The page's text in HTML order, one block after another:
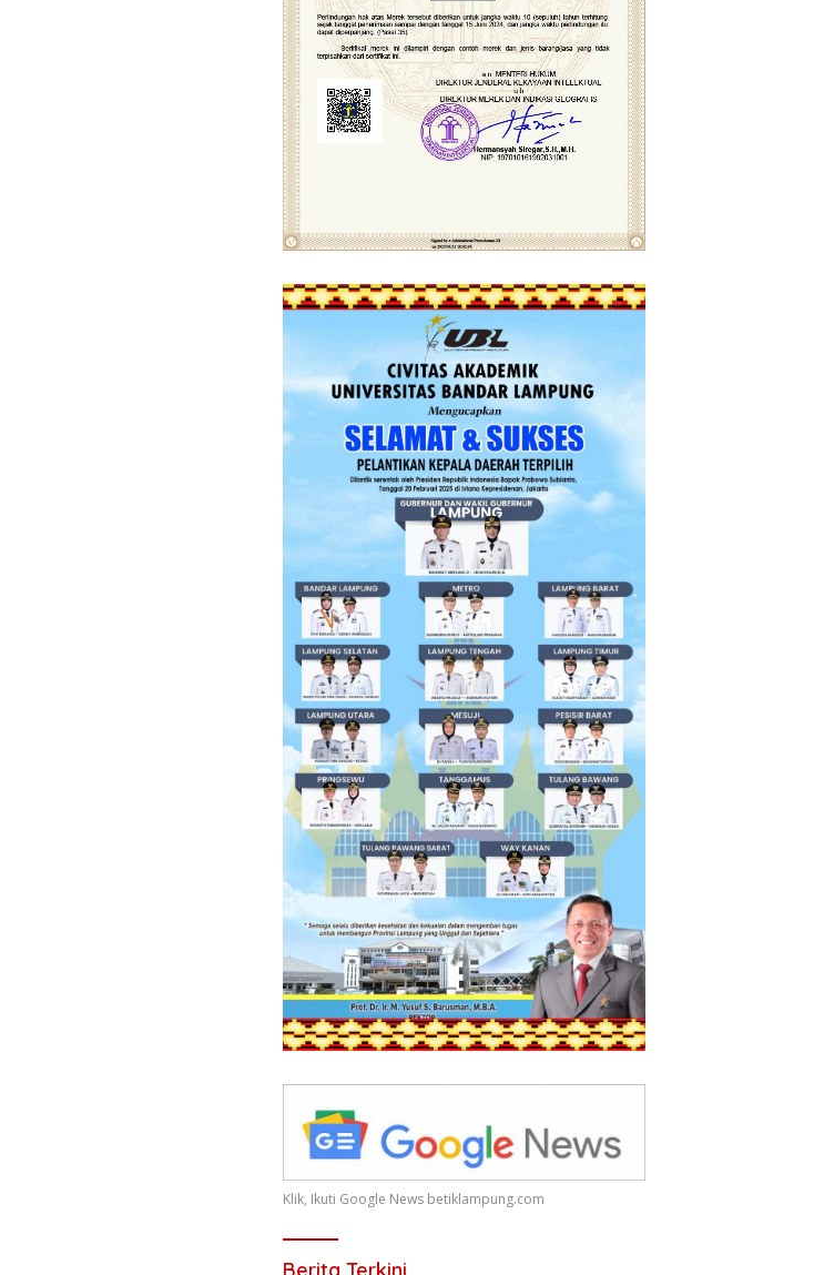
Klik, Ikuti Google News betiklampung.com